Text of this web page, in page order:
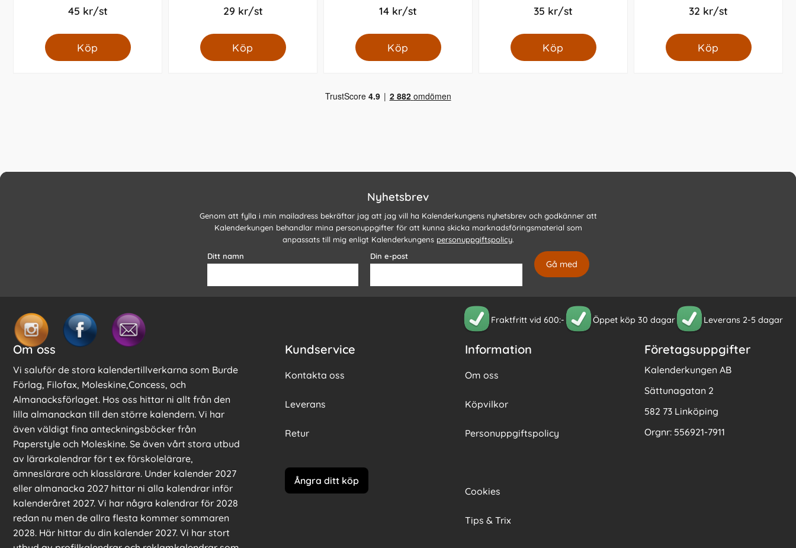
45 kr/st
Köp
29 kr/st
Köp
14 kr/st
Köp
35 kr/st
Köp
32 kr/st
Köp
Nyhetsbrev
Genom att fylla i min mailadress bekräftar jag att jag vill ha Kalenderkungens nyhetsbrev och godkänner att
Kalenderkungen behandlar mina personuppgifter för att kunna skicka marknadsföringsmaterial som
anpassats till mig enligt Kalenderkungens personuppgiftspolicy.
Ditt namn
Din e-post
Fraktfritt vid 600:- Öppet köp 30 dagar Leverans 2-5 dagar
Om oss
Vi saluför de stora kalendertillverkarna som Burde
Förlag, Filofax, Moleskine,Concess, och
Almanacksförlaget. Hos oss hittar ni allt från den
lilla almanackan till den större kalendern. Vi har
även väldigt fina anteckningsböcker från
Paperstyle och Moleskine. Se även vårt stora utbud
av lärarkalendrar för t ex förskolelärare,
ämneslärare och klasslärare. Under kalender 2027
eller almanacka 2027 hittar ni alla kalendrar inför
kalenderåret 2027. Vi har några kalendrar för 2028
redan nu men de allra flesta kommer sommaren
2028. Här hittar du din kalender 2027. Vi har stort
Kundservice
Kontakta oss
Leverans
Retur
Ångra ditt köp
Information
Om oss
Köpvilkor
Personuppgiftspolicy
Cookies
Tips & Trix
Företagsuppgifter
Kalenderkungen AB
Sättunagatan 2
582 73 Linköping
Orgnr: 556921-7911